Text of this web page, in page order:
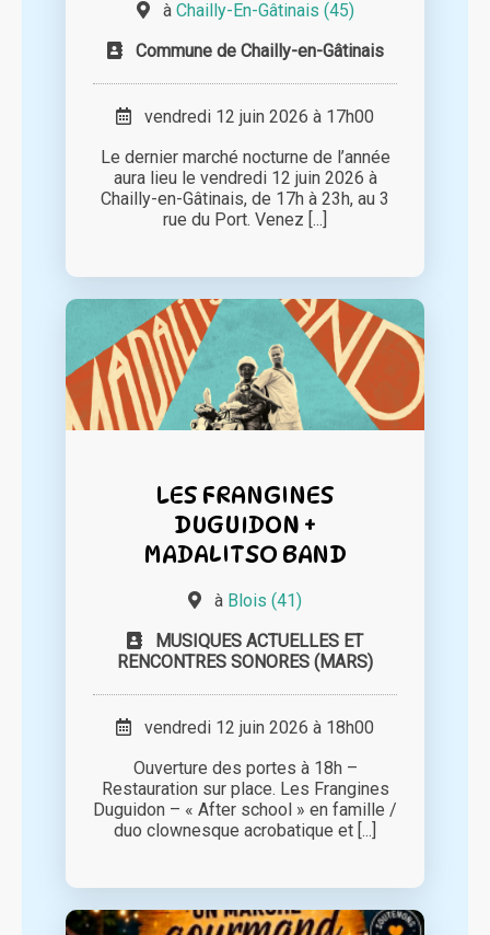
à Chailly-En-Gâtinais (45)
Commune de Chailly-en-Gâtinais
vendredi 12 juin 2026 à 17h00
Le dernier marché nocturne de l’année
aura lieu le vendredi 12 juin 2026 à
Chailly-en-Gâtinais, de 17h à 23h, au 3
rue du Port. Venez [...]
LES FRANGINES
DUGUIDON +
MADALITSO BAND
à Blois (41)
MUSIQUES ACTUELLES ET
RENCONTRES SONORES (MARS)
vendredi 12 juin 2026 à 18h00
Ouverture des portes à 18h –
Restauration sur place. Les Frangines
Duguidon – « After school » en famille /
duo clownesque acrobatique et [...]